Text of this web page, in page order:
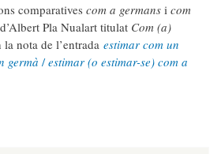
comparatives com a germans i com
Pla Nualart titulat Com (a)
nota de l’entrada estimar com un
germà /estimar (o estimar-se) com a